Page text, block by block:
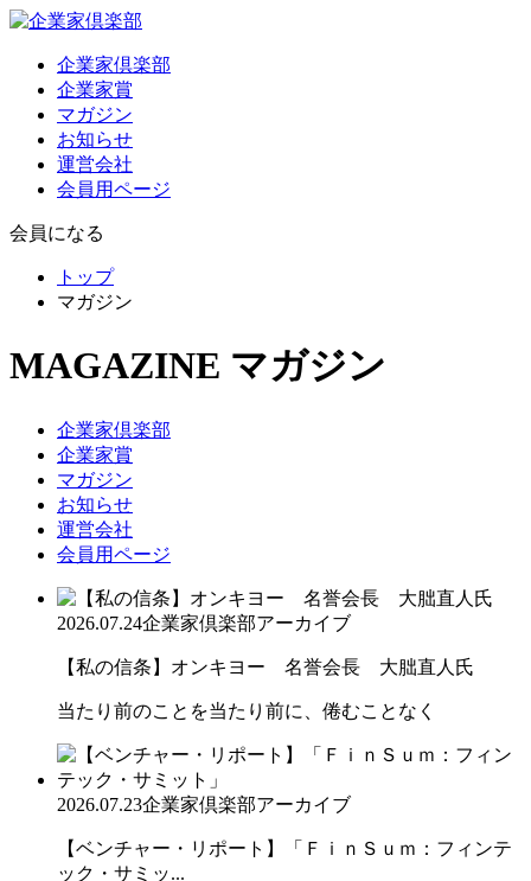
企業家倶楽部
企業家賞
マガジン
お知らせ
運営会社
会員用ページ
会員になる
トップ
マガジン
MAGAZINE マガジン
企業家倶楽部
企業家賞
マガジン
お知らせ
運営会社
会員用ページ
2026.07.24企業家倶楽部アーカイブ
【私の信条】オンキヨー 名誉会長 大朏直人氏
当たり前のことを当たり前に、倦むことなく
2026.07.23企業家倶楽部アーカイブ
【ベンチャー・リポート】「ＦｉｎＳｕｍ：フィンテ
ック・サミッ...